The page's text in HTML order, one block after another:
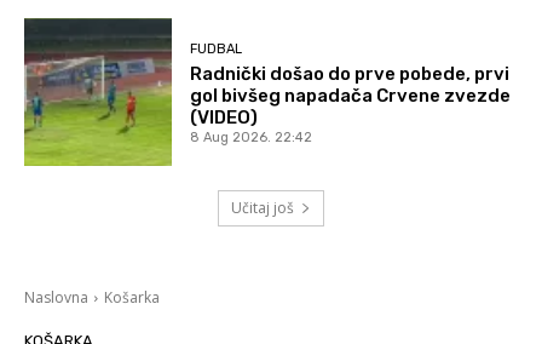
FUDBAL
Radnički došao do prve pobede, prvi
gol bivšeg napadača Crvene zvezde
(VIDEO)
8 Aug 2026. 22:42
Učitaj još